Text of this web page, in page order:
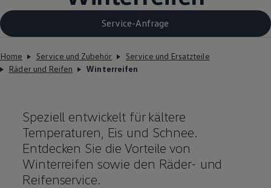
Service-Anfrage
Home Service und Zubehör
Service und Ersatzteile
Räder und Reifen
Winterreifen
Speziell entwickelt für kältere
Temperaturen, Eis und Schnee.
Entdecken Sie die Vorteile von
Winterreifen sowie den Räder- und
Reifenservice.